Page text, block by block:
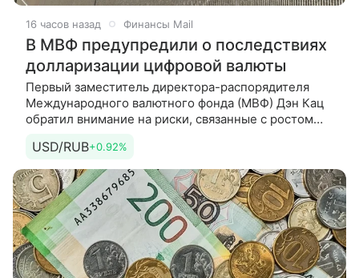
16 часов назад Финансы Mail
В МВФ предупредили о последствиях
долларизации цифровой валюты
Первый заместитель директора-распорядителя
Международного валютного фонда (МВФ) Дэн Кац
обратил внимание на риски, связанные с ростом
к доллару США. По его словам, это
USD/RUB+0.92%